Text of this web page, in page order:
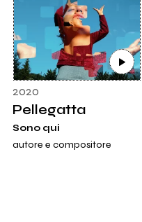
2020
Pellegatta
Sono qui
autore e compositore